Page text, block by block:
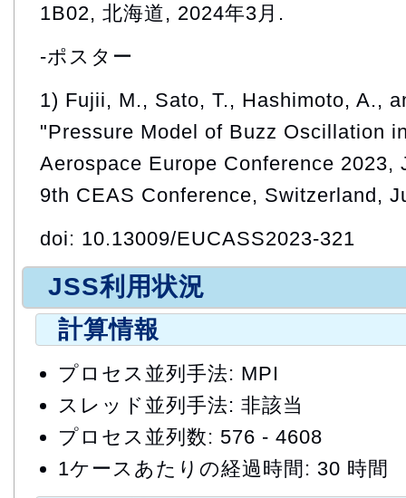
1B02, 北海道, 2024年3月.
-ポスター
1) Fujii, M., Sato, T., Hashimoto, A.,
"Pressure Model of Buzz Oscillation
Aerospace Europe Conference 2023,
9th CEAS Conference, Switzerland,
doi: 10.13009/EUCASS2023-321
JSS利用状況
計算情報
プロセス並列手法: MPI
スレッド並列手法: 非該当
プロセス並列数: 576 - 4608
1ケースあたりの経過時間: 30 時間